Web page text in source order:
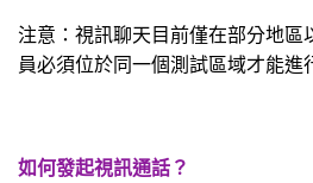
注意：視訊聊天目前僅在部分地區
員必須位於同一個測試區域才能進
如何發起視訊通話？